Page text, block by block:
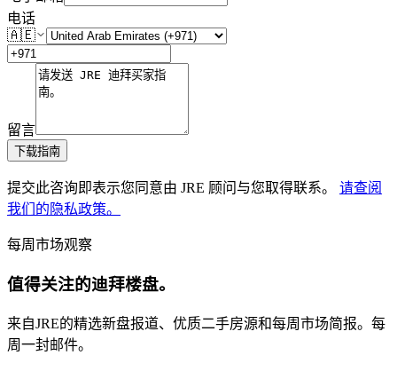
电话
🇦🇪
留言
下载指南
提交此咨询即表示您同意由 JRE 顾问与您取得联系。
请查阅
我们的隐私政策。
每周市场观察
值得关注的迪拜楼盘。
来自JRE的精选新盘报道、优质二手房源和每周市场简报。每
周一封邮件。